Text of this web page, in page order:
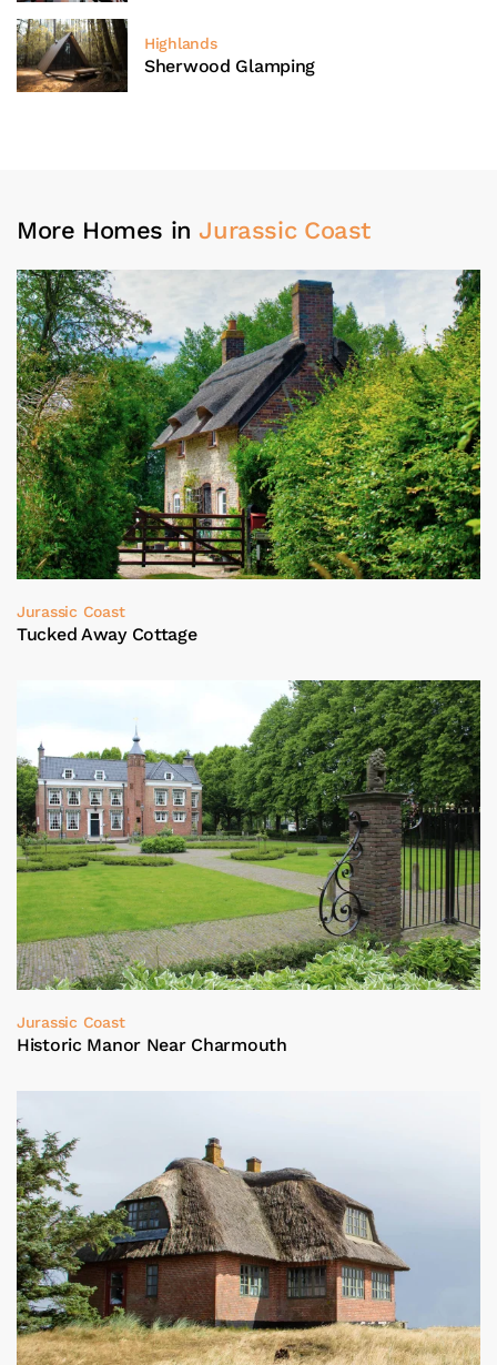
Highlands
Sherwood Glamping
More Homes in Jurassic Coast
Jurassic Coast
Tucked Away Cottage
Jurassic Coast
Historic Manor Near Charmouth